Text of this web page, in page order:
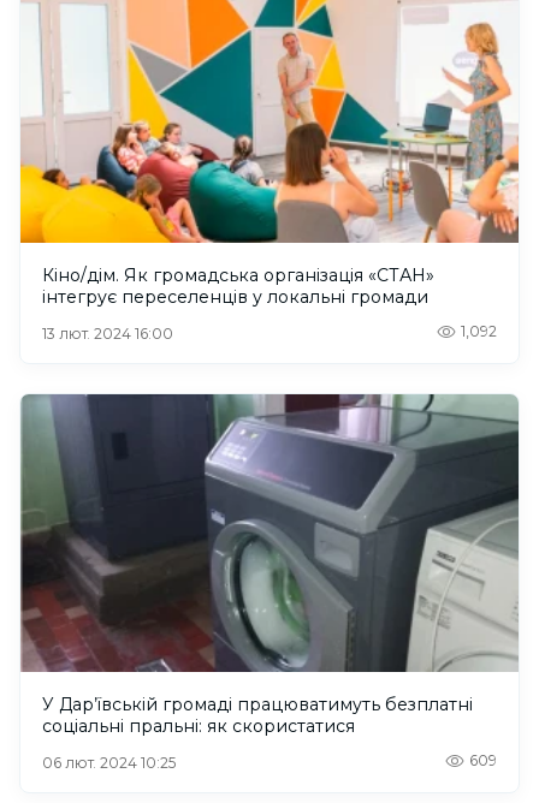
Кіно/дім. Як громадська організація «СТАН»
інтегрує переселенців у локальні громади
13 лют. 2024 16:00 1,092
У Дар’ївській громаді працюватимуть безплатні
соціальні пральні: як скористатися
06 лют. 2024 10:25 609